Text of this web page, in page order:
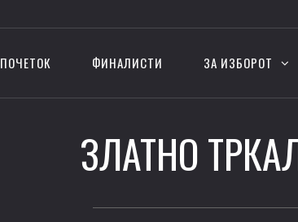
ПОЧЕТОК ФИНАЛИСТИ ЗА ИЗБОРОТ
ЗЛАТНО